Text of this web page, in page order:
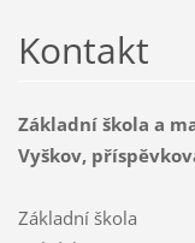
Kontakt
Základní škola a
Vyškov,
Základní škola